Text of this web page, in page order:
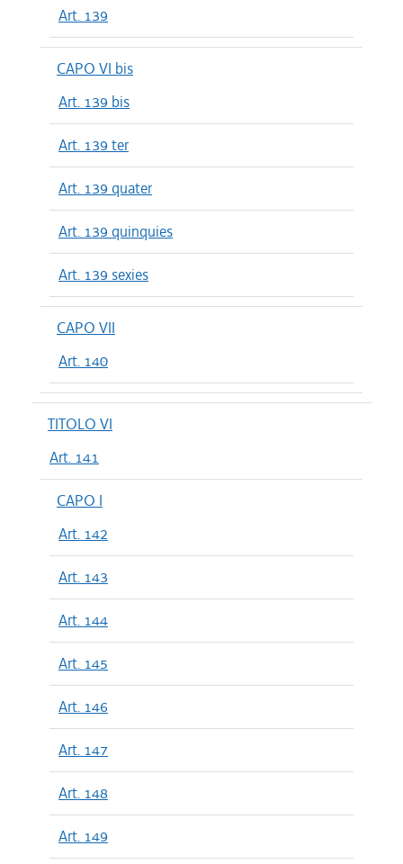
Art. 139
CAPO VI bis
Art. 139 bis
Art. 139 ter
Art. 139 quater
Art. 139 quinquies
Art. 139 sexies
CAPO VII
Art. 140
TITOLO VI
Art. 141
CAPO I
Art. 142
Art. 143
Art. 144
Art. 145
Art. 146
Art. 147
Art. 148
Art. 149